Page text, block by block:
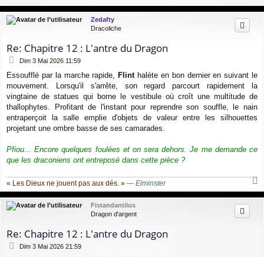
g
e
u
Zedafty
Dracoliche
Re: Chapitre 12 : L'antre du Dragon
M
s
s
a
g
Dim 3 Mai 2026 11:59
Essoufflé par la marche rapide, Flint halète en bon dernier en suivant le
mouvement. Lorsqu'il s'arrête, son regard parcourt rapidement la
vingtaine de statues qui borne le vestibule où croît une multitude de
thallophytes. Profitant de l'instant pour reprendre son souffle, le nain
entraperçoit la salle emplie d'objets de valeur entre les silhouettes
projetant une ombre basse de ses camarades.
Pfiou... Encore quelques foulées et on sera dehors. Je me demande ce
que les draconiens ont entreposé dans cette pièce ?
« Les Dieux ne jouent pas aux dés. » — Elminster
a
u
Fistandantilus
Dragon d'argent
Re: Chapitre 12 : L'antre du Dragon
MDim 3 Mai 2026 21:59